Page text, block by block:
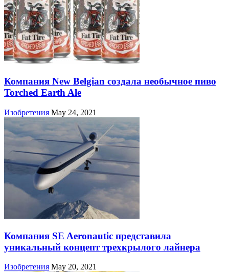
Компания New Belgian создала необычное пиво
Torched Earth Ale
Изобретения May 24, 2021
Компания SE Aeronautic представила
уникальный концепт трехкрылого лайнера
Изобретения May 20, 2021